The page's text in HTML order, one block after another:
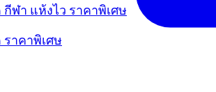
กีฬา แห้งไว ราคาพิเศษ
ราคาพิเศษ